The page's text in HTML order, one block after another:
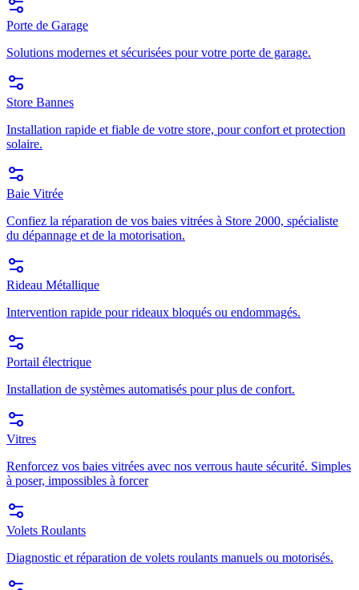
Porte de Garage
Solutions modernes et sécurisées pour votre porte de garage.
Store Bannes
Installation rapide et fiable de votre store, pour confort et protection
solaire.
Baie Vitrée
Confiez la réparation de vos baies vitrées à Store 2000, spécialiste
du dépannage et de la motorisation.
Rideau Métallique
Intervention rapide pour rideaux bloqués ou endommagés.
Portail électrique
Installation de systèmes automatisés pour plus de confort.
Vitres
Renforcez vos baies vitrées avec nos verrous haute sécurité. Simples
à poser, impossibles à forcer
Volets Roulants
Diagnostic et réparation de volets roulants manuels ou motorisés.